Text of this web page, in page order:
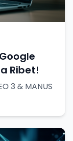
Ribet!
3 & MANUS